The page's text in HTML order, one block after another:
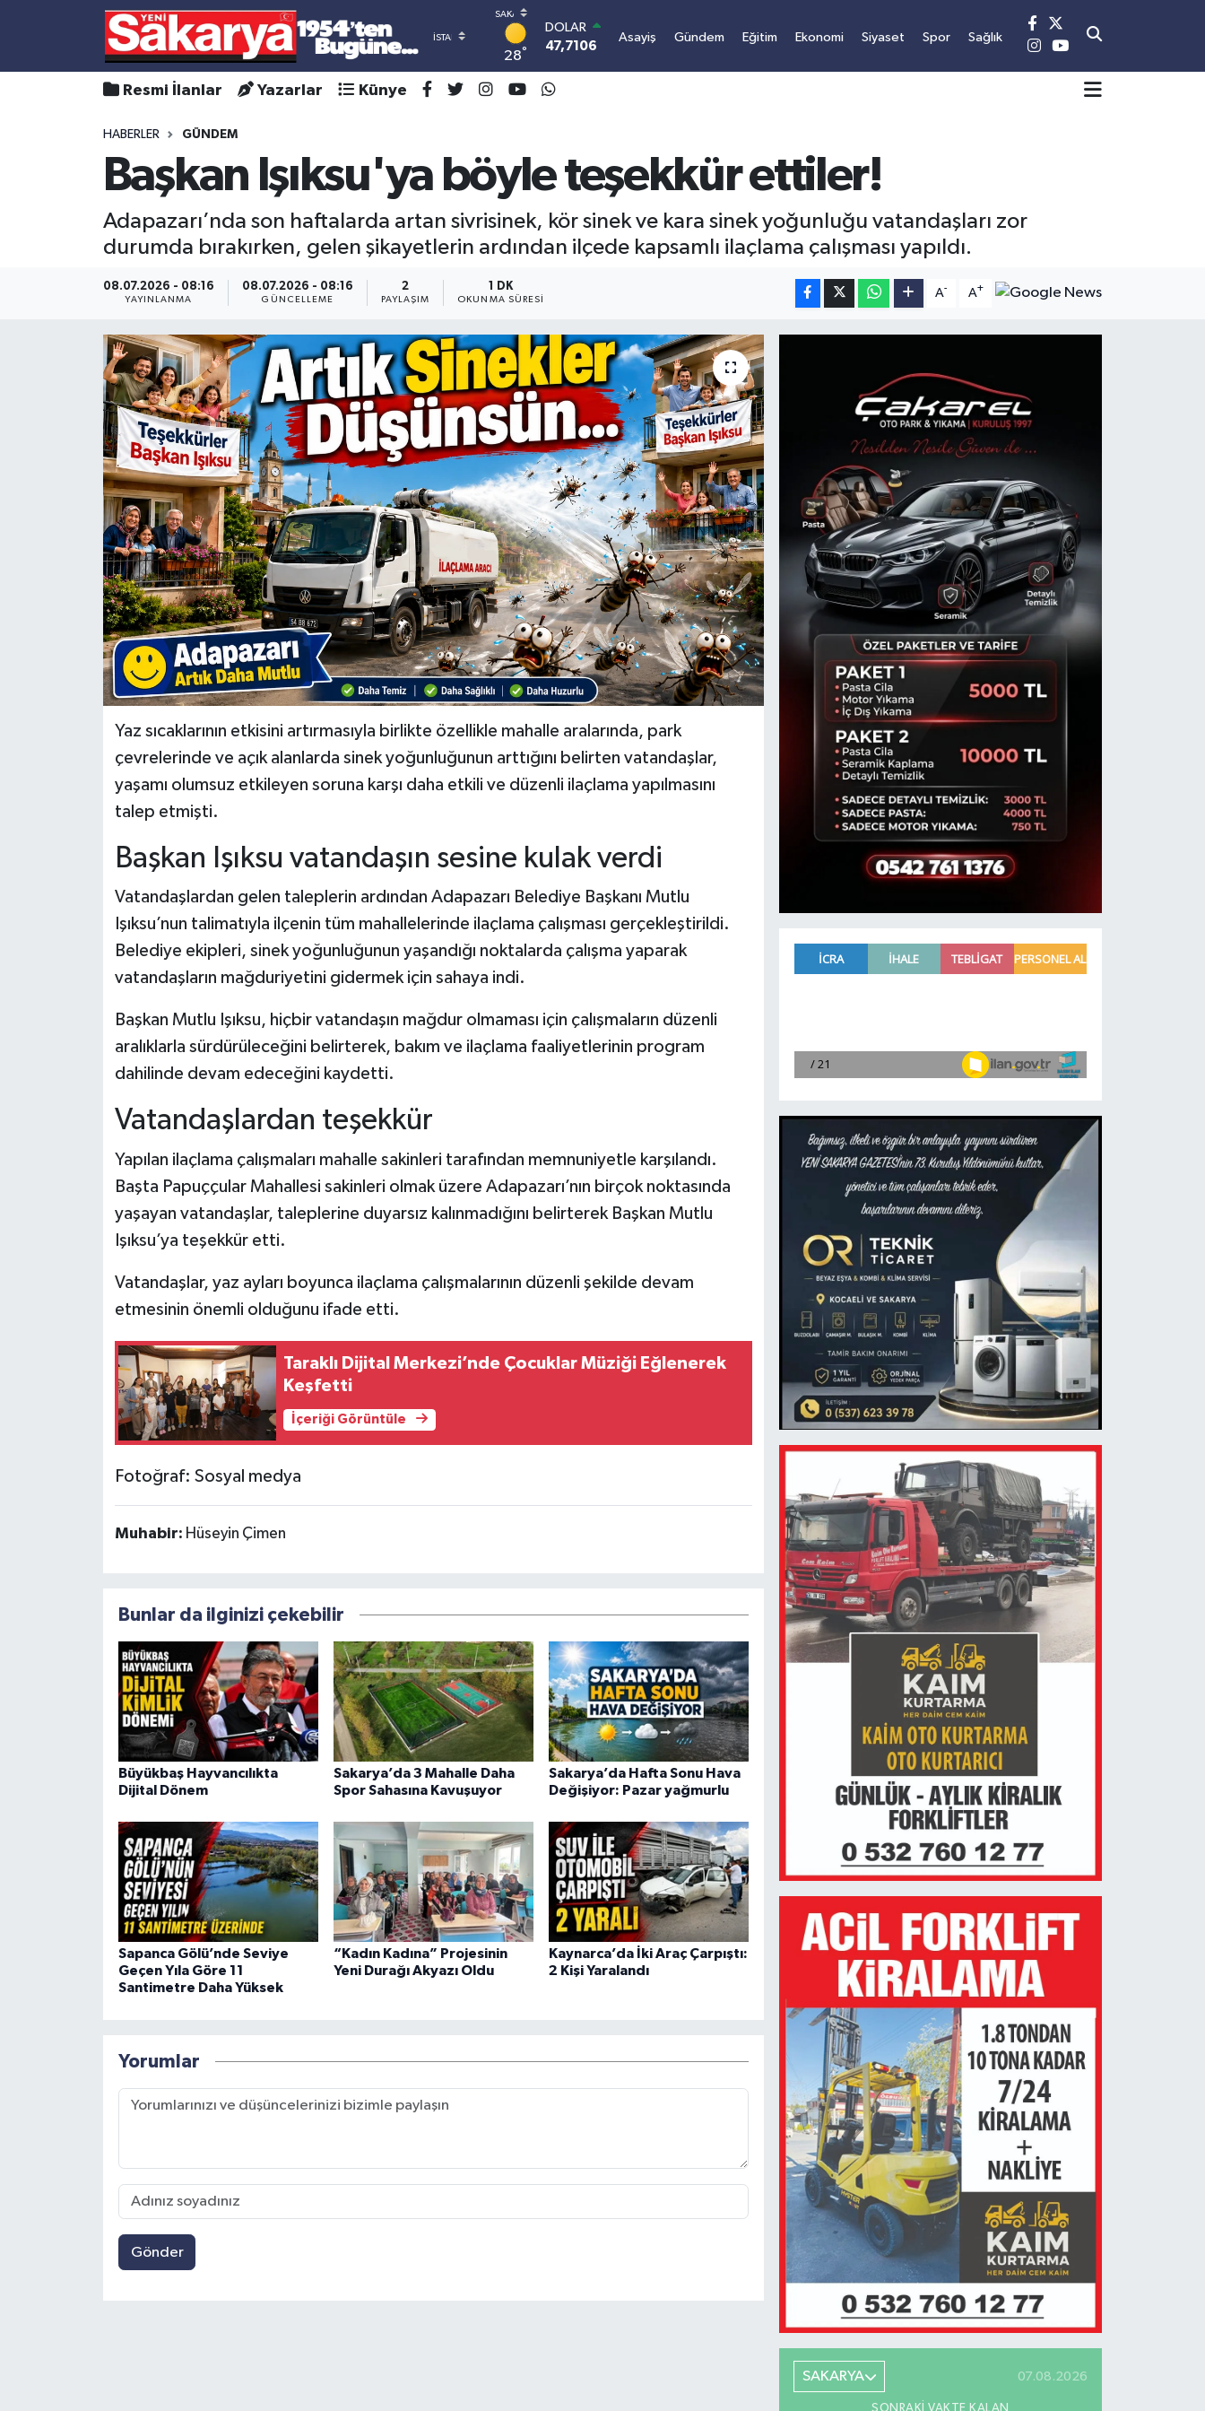
28°
DOLAR
47,7106
55,1652
6618.49
BİST100
-19
BITCOIN
Asayiş Gündem Eğitim Ekonomi Siyaset Spor Sağlık
Resmi İlanlar Yazarlar Künye
HABERLER GÜNDEM
Başkan Işıksu'ya böyle teşekkür ettiler!
Adapazarı’nda son haftalarda artan sivrisinek, kör sinek ve kara sinek yoğunluğu vatandaşları zor
durumda bırakırken, gelen şikayetlerin ardından ilçede kapsamlı ilaçlama çalışması yapıldı.
08.07.2026 - 08:16
YAYINLANMA
08.07.2026 - 08:16
GÜNCELLEME
2
PAYLAŞIM
1 DK
OKUNMA SÜRESI
A- A+
Yaz sıcaklarının etkisini artırmasıyla birlikte özellikle mahalle aralarında, park
çevrelerinde ve açık alanlarda sinek yoğunluğunun arttığını belirten vatandaşlar,
yaşamı olumsuz etkileyen soruna karşı daha etkili ve düzenli ilaçlama yapılmasını
talep etmişti.
Başkan Işıksu vatandaşın sesine kulak verdi
Vatandaşlardan gelen taleplerin ardından Adapazarı Belediye Başkanı Mutlu
Işıksu’nun talimatıyla ilçenin tüm mahallelerinde ilaçlama çalışması gerçekleştirildi.
Belediye ekipleri, sinek yoğunluğunun yaşandığı noktalarda çalışma yaparak
vatandaşların mağduriyetini gidermek için sahaya indi.
Başkan Mutlu Işıksu, hiçbir vatandaşın mağdur olmaması için çalışmaların düzenli
aralıklarla sürdürüleceğini belirterek, bakım ve ilaçlama faaliyetlerinin program
dahilinde devam edeceğini kaydetti.
Vatandaşlardan teşekkür
Yapılan ilaçlama çalışmaları mahalle sakinleri tarafından memnuniyetle karşılandı.
Başta Papuççular Mahallesi sakinleri olmak üzere Adapazarı’nın birçok noktasında
yaşayan vatandaşlar, taleplerine duyarsız kalınmadığını belirterek Başkan Mutlu
Işıksu’ya teşekkür etti.
Vatandaşlar, yaz ayları boyunca ilaçlama çalışmalarının düzenli şekilde devam
etmesinin önemli olduğunu ifade etti.
Taraklı Dijital Merkezi’nde Çocuklar Müziği Eğlenerek
Keşfetti
İçeriği Görüntüle
Fotoğraf: Sosyal medya
Muhabir: Hüseyin Çimen
Bunlar da ilginizi çekebilir
Büyükbaş Hayvancılıkta
Dijital Dönem
Sakarya’da 3 Mahalle Daha
Spor Sahasına Kavuşuyor
Sakarya’da Hafta Sonu Hava
Değişiyor: Pazar yağmurlu
Sapanca Gölü’nde Seviye
Geçen Yıla Göre 11
Santimetre Daha Yüksek
“Kadın Kadına” Projesinin
Yeni Durağı Akyazı Oldu
Kaynarca’da İki Araç Çarpıştı:
2 Kişi Yaralandı
Yorumlar
Gönder
SAKARYA 07.08.2026